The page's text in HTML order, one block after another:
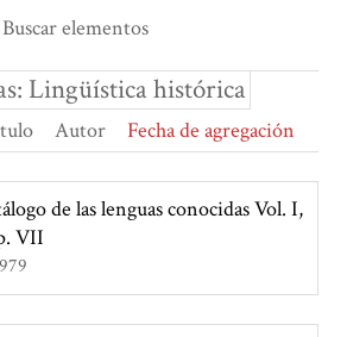
Buscar elementos
Lingüística histórica
Autor Fecha de agregación
de las lenguas conocidas Vol. I,
VII